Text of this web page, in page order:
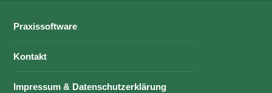
Praxissoftware
Kontakt
Impressum & Datenschutzerklärung